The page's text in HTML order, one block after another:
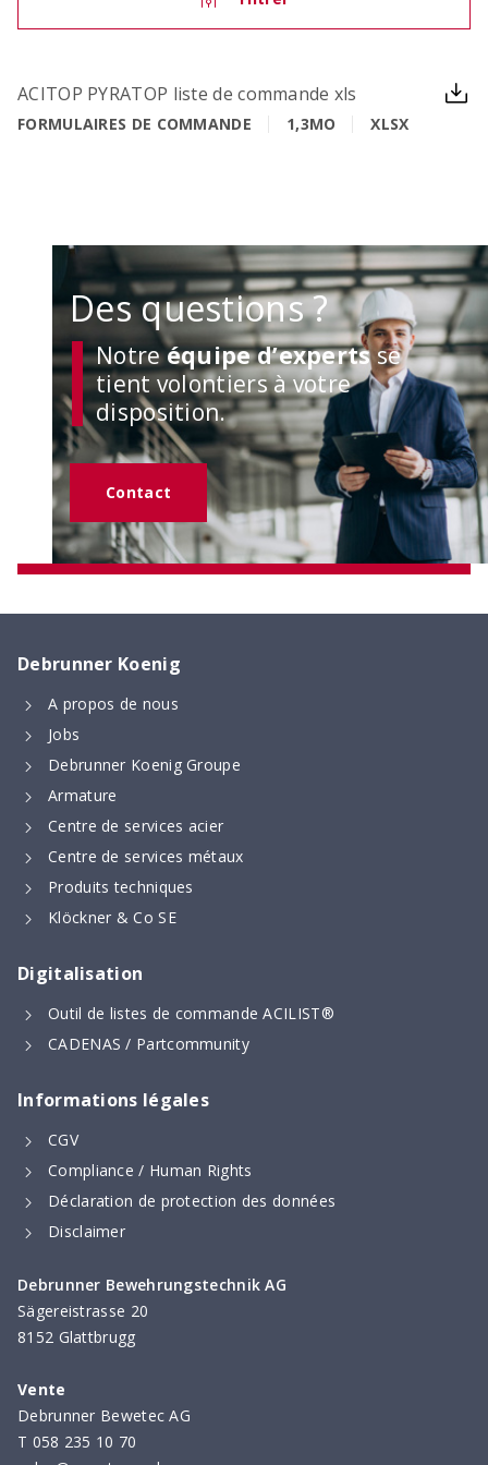
OCIMA – calcul de la durée de vie
Vérifier la durée de vie cible des ouvrages en
ACILIST
Etablir de manière simple et rapide des listes de
commande de Technique d’armature
Tabelle numérique de façonnage
Longueurs de recouvrement et d’ancrage, ainsi
que dimensions minimales des formes de pliage –
calculées numériquement selon la nouvelle norme
SIA 262 (2025)
ACITOP PYRATOP liste de commande xls
FORMULAIRES DE COMMANDE 1,3MO XLSX
Des questions ?
Notreéquipe d’expertsse
tient volontiers à votre
disposition.
Contact
Debrunner Koenig
A propos de nous
Jobs
Debrunner Koenig Groupe
Armature
Centre de services acier
Centre de services métaux
Produits techniques
Klöckner & Co SE
Digitalisation
Outil de listes de commande ACILIST®
CADENAS / Partcommunity
Informations légales
CGV
Compliance / Human Rights
Déclaration de protection des données
Disclaimer
Debrunner Bewehrungstechnik AG
Sägereistrasse 20
8152 Glattbrugg
Vente
Debrunner Bewetec AG
T 058 235 10 70